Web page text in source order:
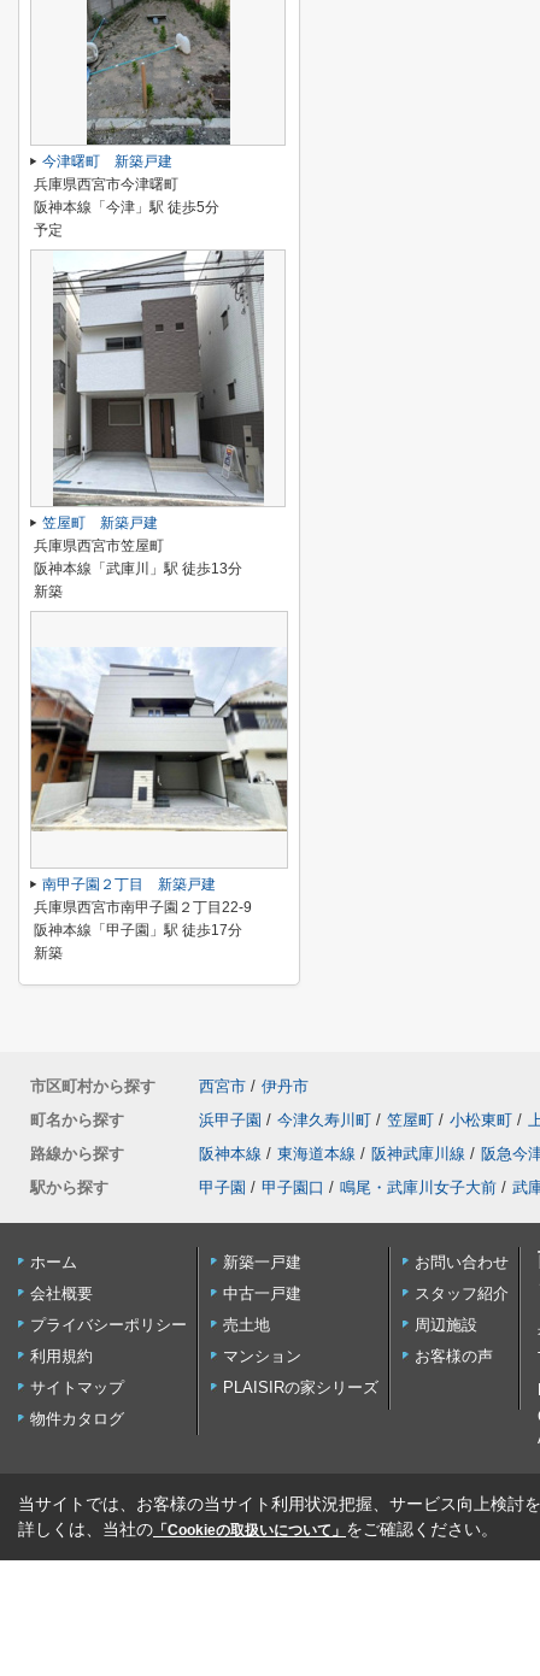
今津曙町 新築戸建
兵庫県西宮市今津曙町
阪神本線「今津」駅 徒歩5分
予定
笠屋町 新築戸建
兵庫県西宮市笠屋町
阪神本線「武庫川」駅 徒歩13分
新築
南甲子園２丁目 新築戸建
兵庫県西宮市南甲子園２丁目22-9
阪神本線「甲子園」駅 徒歩17分
新築
市区町村から探す 西宮市 / 伊丹市
町名から探す
浜甲子園 / 今津久寿川町 / 笠屋町 / 小松東町 /
路線から探す
阪神本線 / 東海道本線 / 阪神武庫川線 / 阪急今
駅から探す
甲子園 / 甲子園口 / 鳴尾・武庫川女子大前 / 武
ホーム
会社概要
プライバシーポリシー
利用規約
サイトマップ
物件カタログ
新築一戸建
中古一戸建
売土地
マンション
PLAISIRの家シリーズ
お問い合わせ
スタッフ紹介
周辺施設
お客様の声
当サイトでは、お客様の当サイト利用状況把握、サービス向上検討
詳しくは、当社の 「Cookieの取扱いについて」 をご確認ください。